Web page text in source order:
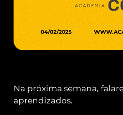
Na próxima semana,
aprendizados.